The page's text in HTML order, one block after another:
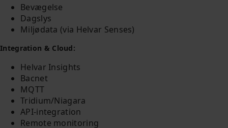
Bevægelse
Dagslys
Miljødata (via Helvar Senses)
Integration & Cloud:
Helvar Insights
Bacnet
MQTT
Tridium/Niagara
API‑integration
Remote monitoring